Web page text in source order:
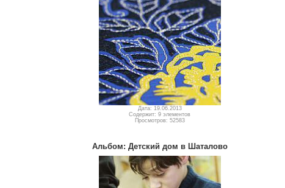
Дата: 19.06.2013
Содержит: 9 элементов
Просмотров: 52583
Альбом: Детский дом в Шаталово